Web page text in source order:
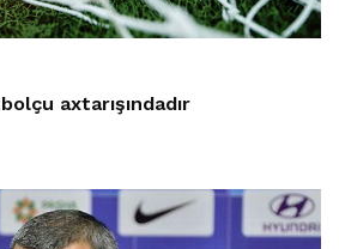
axtarışındadır